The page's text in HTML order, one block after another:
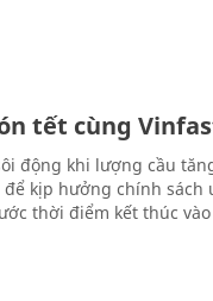
tết cùng
động khi lượng cầu
kịp hưởng chính sách
thời điểm kết thúc